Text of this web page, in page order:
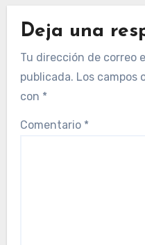
Deja una
Tu dirección de correo
publicada. Los campos
con *
Comentario *